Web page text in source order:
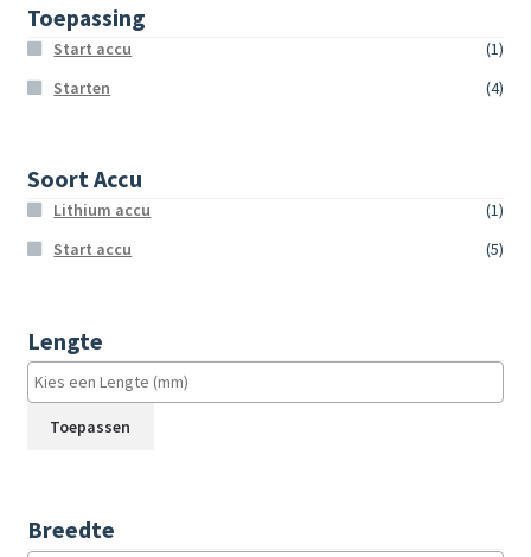
Toepassing
Start accu
(1)
Starten
(4)
Soort Accu
Lithium accu
(1)
Start accu
(5)
Lengte
Toepassen
Breedte